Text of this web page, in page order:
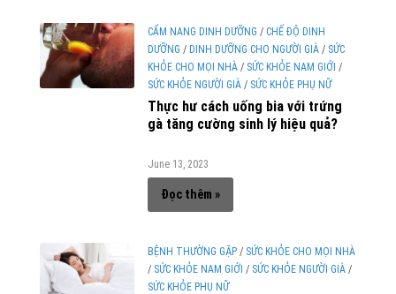
CẨM NANG DINH DƯỠNG / CHẾ ĐỘ DINH
DƯỠNG / DINH DƯỠNG CHO NGƯỜI GIÀ / SỨC
KHỎE CHO MỌI NHÀ / SỨC KHỎE NAM GIỚI /
SỨC KHỎE NGƯỜI GIÀ / SỨC KHỎE PHỤ NỮ
Thực hư cách uống bia với trứng
gà tăng cường sinh lý hiệu quả?
June 13, 2023
Đọc thêm »
BỆNH THƯỜNG GẶP / SỨC KHỎE CHO MỌI NHÀ
/ SỨC KHỎE NAM GIỚI / SỨC KHỎE NGƯỜI GIÀ /
SỨC KHỎE PHỤ NỮ